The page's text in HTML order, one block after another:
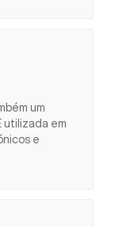
um
utilizada em
e